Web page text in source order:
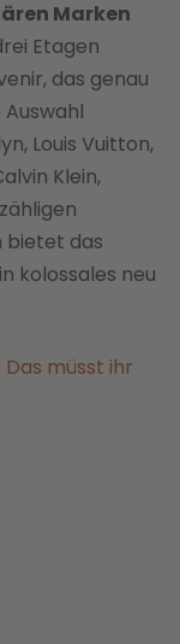
Marken
Etagen
das genau
Louis Vuitton,
Klein,
bietet das
kolossales neu
müsst ihr